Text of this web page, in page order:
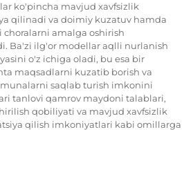
ko'pincha mavjud xavfsizlik
qilinadi va doimiy kuzatuv hamda
amalga oshirish
Ba'zi ilg'or modellar aqlli nurlanish
o'z ichiga oladi, bu esa bir
maqsadlarni kuzatib borish va
saqlab turish imkonini
tanlovi qamrov maydoni talablari,
qobiliyati va mavjud xavfsizlik
qilish imkoniyatlari kabi omillarga